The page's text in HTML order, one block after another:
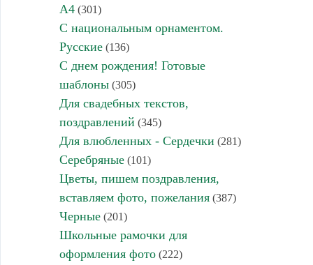
А4(301)
С национальным орнаментом.
Русские(136)
С днем рождения! Готовые
шаблоны(305)
Для свадебных текстов,
поздравлений (345)
Для влюбленных - Сердечки (281)
Серебряные(101)
Цветы, пишем поздравления,
вставляем фото, пожелания(387)
Черные(201)
Школьные рамочки для
оформления фото(222)